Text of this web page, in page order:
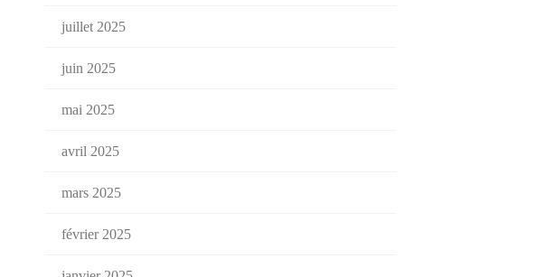
juillet 2025
juin 2025
mai 2025
avril 2025
mars 2025
février 2025